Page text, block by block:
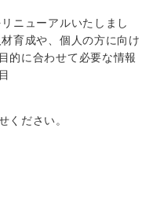
ニューアルいたしまし
育成や、個人の方に向け
的に合わせて必要な情報
ください。